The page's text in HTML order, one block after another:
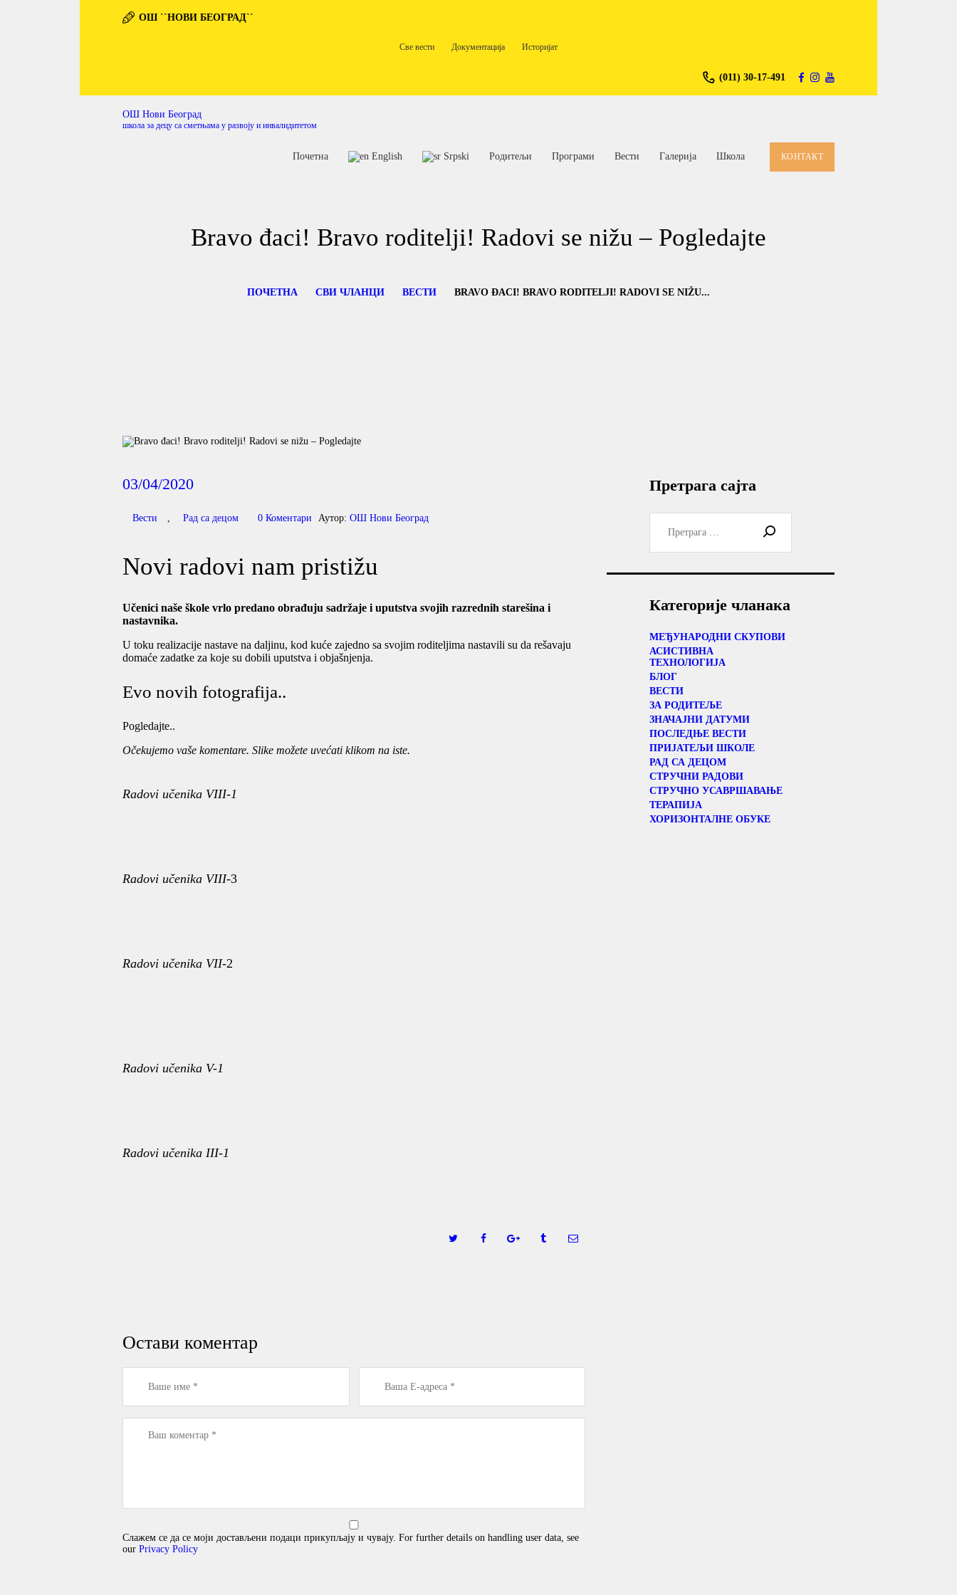
ОШ ``НОВИ БЕОГРАД``
Све вести Документација Историјат
(011) 30-17-491
ОШ Нови Београд
школа за децу са сметњама у развоју и инвалидитетом
Почетна English Srpski Родитељи Програми Вести Галерија Школа КОНТАКТ
Bravo đaci! Bravo roditelji! Radovi se nižu – Pogledajte
ПОЧЕТНА СВИ ЧЛАНЦИ ВЕСТИ BRAVO ĐACI! BRAVO RODITELJI! RADOVI SE NIŽU...
ОШ Нови Београд
ENGLISH
ШКОЛА
03/04/2020
Вести Рад са децом 0 Коментари Аутор:ОШ Нови Београд
Novi radovi nam pristižu
Učenici naše škole vrlo predano obrađuju sadržaje i uputstva svojih razrednih starešina i
nastavnika.
U toku realizacije nastave na daljinu, kod kuće zajedno sa svojim roditeljima nastavili su da rešavaju
domaće zadatke za koje su dobili uputstva i objašnjenja.
Evo novih fotografija..
Pogledajte..
Očekujemo vaše komentare. Slike možete uvećati klikom na iste.
Radovi učenika VIII-1
Radovi učenika VIII-3
Radovi učenika VII-2
Radovi učenika V-1
Radovi učenika III-1
Остави коментар
Слажем се да се моји достављени подаци прикупљају и чувају. For further details on handling user data, see
our Privacy Policy
Претрага сајта
Категорије чланака
МЕЂУНАРОДНИ СКУПОВИ
АСИСТИВНА
ТЕХНОЛОГИЈА
БЛОГ
ВЕСТИ
ЗА РОДИТЕЉЕ
ЗНАЧАЈНИ ДАТУМИ
ПОСЛЕДЊЕ ВЕСТИ
ПРИЈАТЕЉИ ШКОЛЕ
РАД СА ДЕЦОМ
СТРУЧНИ РАДОВИ
СТРУЧНО УСАВРШАВАЊЕ
ТЕРАПИЈА
ХОРИЗОНТАЛНЕ ОБУКЕ